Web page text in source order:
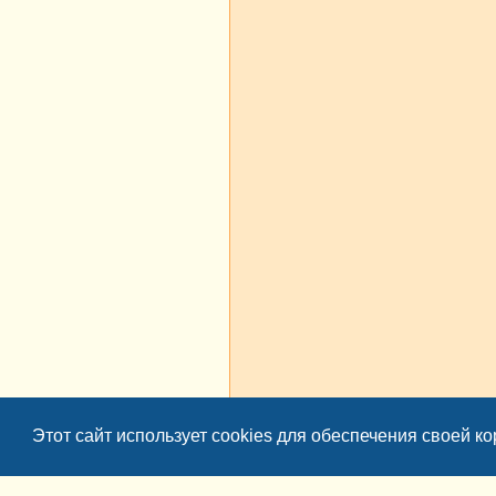
Этот сайт использует cookies для обеспечения своей